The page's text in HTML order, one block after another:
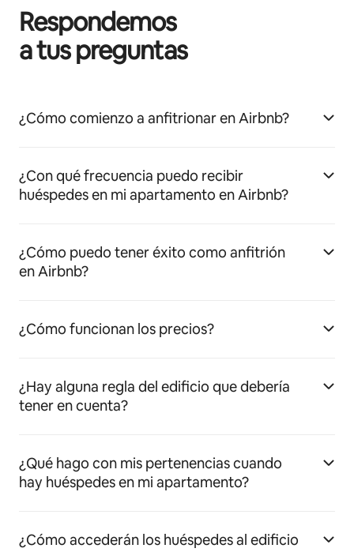
Respondemos
a tus preguntas
¿Cómo comienzo a anfitrionar en Airbnb?
¿Con qué frecuencia puedo recibir
huéspedes en mi apartamento en Airbnb?
¿Cómo puedo tener éxito como anfitrión
en Airbnb?
¿Cómo funcionan los precios?
¿Hay alguna regla del edificio que debería
tener en cuenta?
¿Qué hago con mis pertenencias cuando
hay huéspedes en mi apartamento?
¿Cómo accederán los huéspedes al edificio